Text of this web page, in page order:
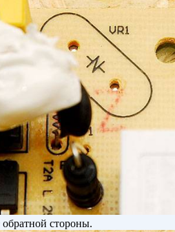
обратной стороны.